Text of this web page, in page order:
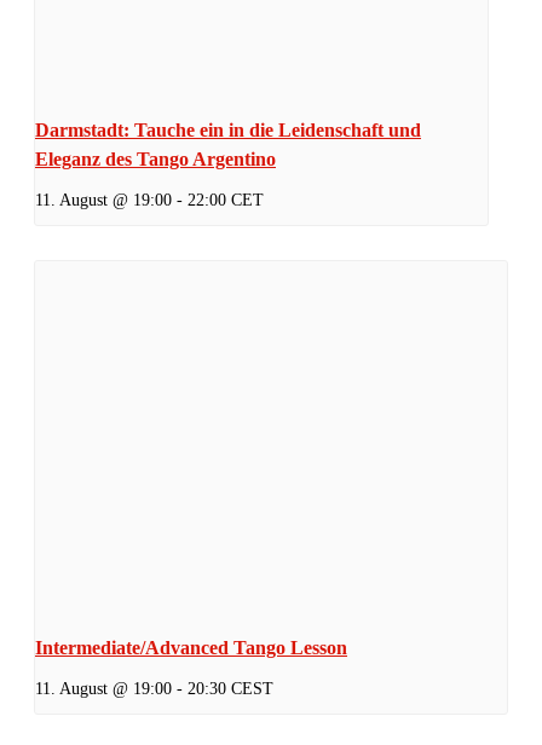
Darmstadt: Tauche ein in die Leidenschaft und
Eleganz des Tango Argentino
11. August @ 19:00 - 22:00 CET
Intermediate/Advanced Tango Lesson
11. August @ 19:00 - 20:30 CEST